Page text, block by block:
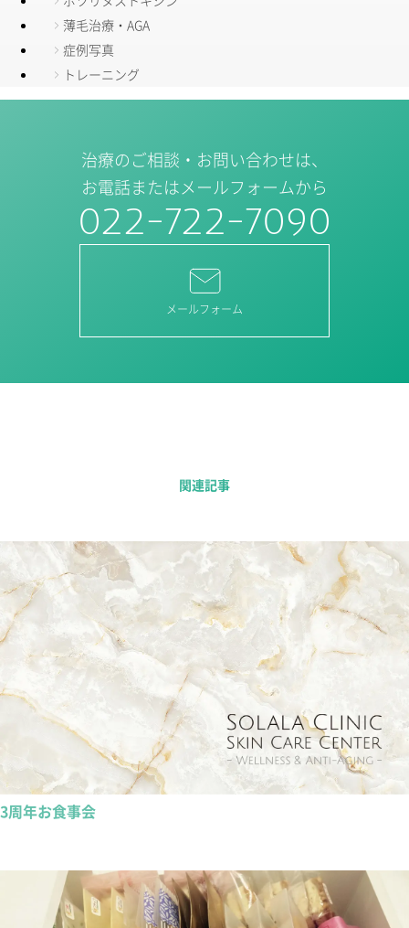
薄毛治療・AGA
症例写真
トレーニング
治療のご相談・お問い合わせは、
お電話またはメールフォームから
022-722-7090
メールフォーム
関連記事
3周年お食事会